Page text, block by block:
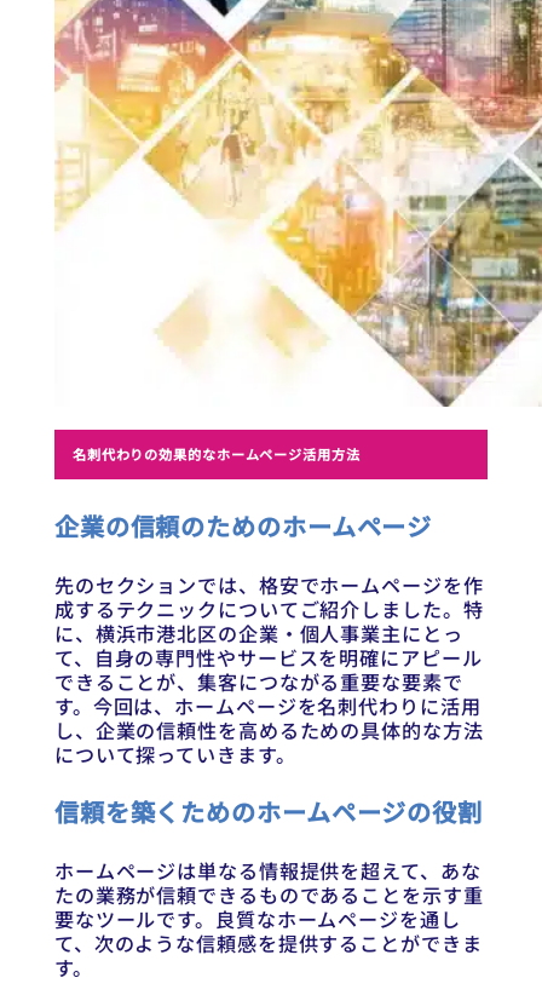
名刺代わりの効果的なホームページ活用方法
企業の信頼のためのホームページ
先のセクションでは、格安でホームページを作
成するテクニックについてご紹介しました。特
に、横浜市港北区の企業・個人事業主にとっ
て、自身の専門性やサービスを明確にアピール
できることが、集客につながる重要な要素で
す。今回は、ホームページを名刺代わりに活用
し、企業の信頼性を高めるための具体的な方法
について探っていきます。
信頼を築くためのホームページの役割
ホームページは単なる情報提供を超えて、あな
たの業務が信頼できるものであることを示す重
要なツールです。良質なホームページを通し
て、次のような信頼感を提供することができま
す。